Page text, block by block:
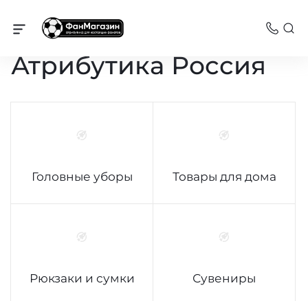
Сборные команды
Атрибутика Россия
Головные уборы Товары для дома
Рюкзаки и сумки Сувениры